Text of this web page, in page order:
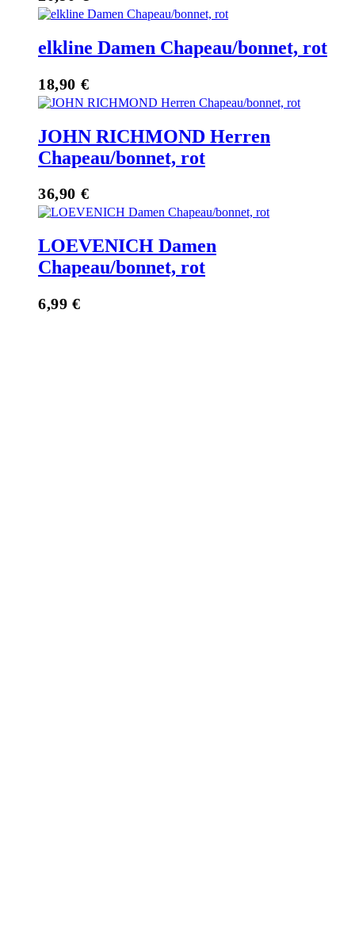
elkline Damen Chapeau/bonnet, rot
18,90 €
JOHN RICHMOND Herren
Chapeau/bonnet, rot
36,90 €
LOEVENICH Damen
Chapeau/bonnet, rot
6,99 €